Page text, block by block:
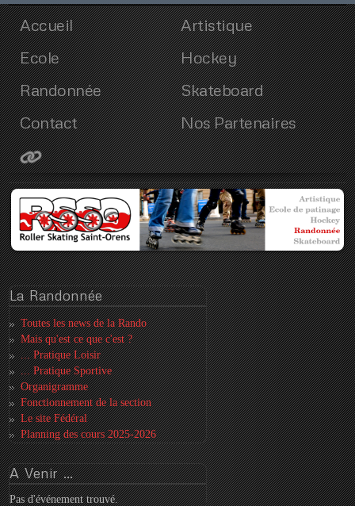
Accueil
Artistique
Ecole
Hockey
Randonnée
Skateboard
Contact
Nos Partenaires
LaRandonnée
Toutes les news de la Rando
Mais qu'est ce que c'est ?
... Pratique Loisir
... Pratique Sportive
Organigramme
Fonctionnement de la section
Le site Fédéral
Planning des cours 2025-2026
AVenir ...
Pas d'événement trouvé.